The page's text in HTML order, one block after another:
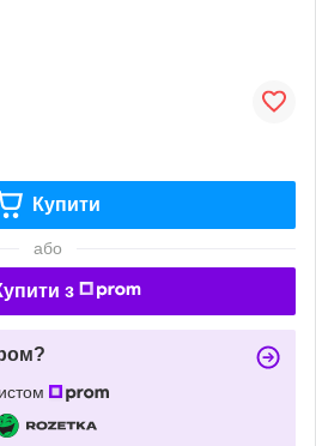
Купити
або
з